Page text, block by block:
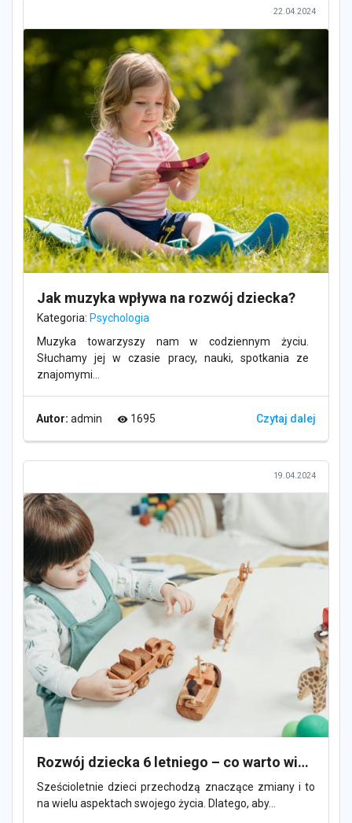
22.04.2024
Jak muzyka wpływa na rozwój dziecka?
Kategoria: Psychologia
Muzyka towarzyszy nam w codziennym życiu.
Słuchamy jej w czasie pracy, nauki, spotkania ze
znajomymi...
Autor: admin visibility 1695 Czytaj dalej
19.04.2024
Rozwój dziecka 6 letniego – co warto wiedzieć?
Sześcioletnie dzieci przechodzą znaczące zmiany i to
na wielu aspektach swojego życia. Dlatego, aby...